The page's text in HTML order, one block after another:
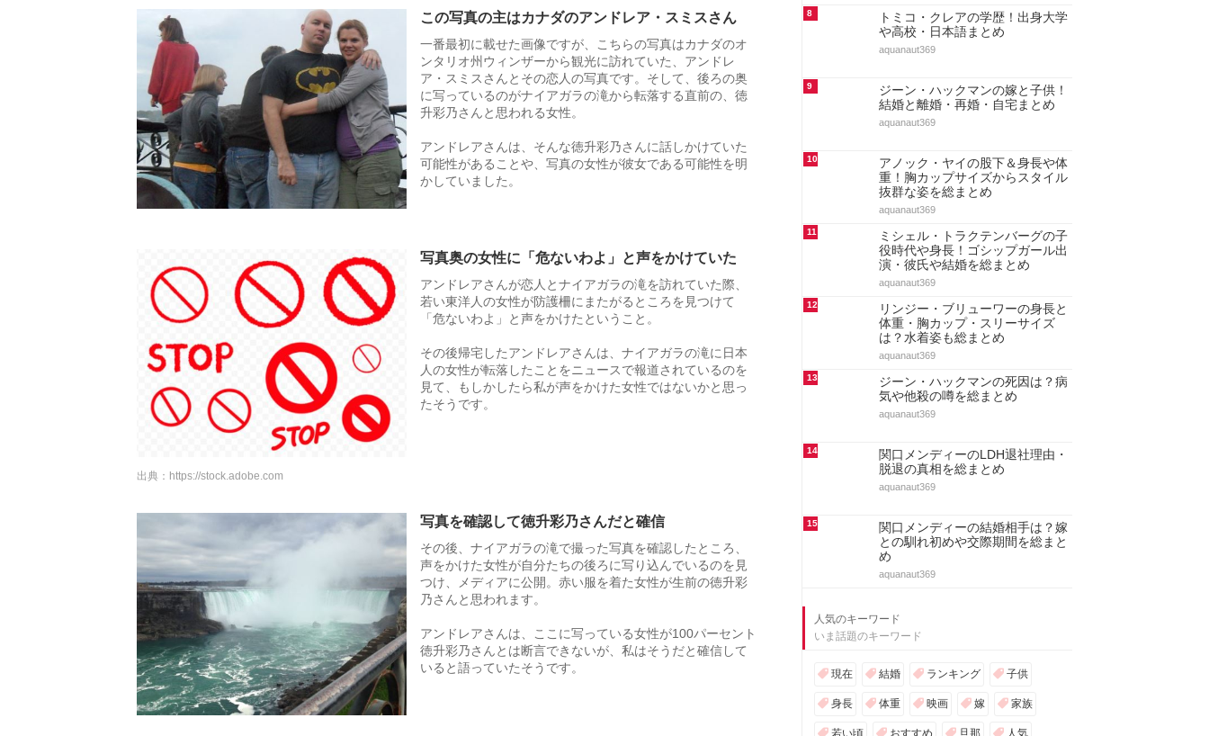
この写真の主はカナダのアンドレア・スミスさん
一番最初に載せた画像ですが、こちらの写真はカナダのオ
ンタリオ州ウィンザーから観光に訪れていた、アンドレ
ア・スミスさんとその恋人の写真です。そして、後ろの奥
に写っているのがナイアガラの滝から転落する直前の、徳
升彩乃さんと思われる女性。
アンドレアさんは、そんな徳升彩乃さんに話しかけていた
可能性があることや、写真の女性が彼女である可能性を明
かしていました。
写真奥の女性に「危ないわよ」と声をかけていた
アンドレアさんが恋人とナイアガラの滝を訪れていた際、
若い東洋人の女性が防護柵にまたがるところを見つけて
「危ないわよ」と声をかけたということ。
その後帰宅したアンドレアさんは、ナイアガラの滝に日本
人の女性が転落したことをニュースで報道されているのを
見て、もしかしたら私が声をかけた女性ではないかと思っ
たそうです。
出典： https://stock.adobe.com
写真を確認して徳升彩乃さんだと確信
その後、ナイアガラの滝で撮った写真を確認したところ、
声をかけた女性が自分たちの後ろに写り込んでいるのを見
つけ、メディアに公開。赤い服を着た女性が生前の徳升彩
乃さんと思われます。
アンドレアさんは、ここに写っている女性が100パーセント
徳升彩乃さんとは断言できないが、私はそうだと確信して
いると語っていたそうです。
8
トミコ・クレアの学歴！出身大学
や高校・日本語まとめ
aquanaut369
9
ジーン・ハックマンの嫁と子供！
結婚と離婚・再婚・自宅まとめ
aquanaut369
10
アノック・ヤイの股下＆身長や体
重！胸カップサイズからスタイル
抜群な姿を総まとめ
aquanaut369
11
ミシェル・トラクテンバーグの子
役時代や身長！ゴシップガール出
演・彼氏や結婚を総まとめ
aquanaut369
12
リンジー・ブリューワーの身長と
体重・胸カップ・スリーサイズ
は？水着姿も総まとめ
aquanaut369
13
ジーン・ハックマンの死因は？病
気や他殺の噂を総まとめ
aquanaut369
14
関口メンディーのLDH退社理由・
脱退の真相を総まとめ
aquanaut369
15
関口メンディーの結婚相手は？嫁
との馴れ初めや交際期間を総まと
め
aquanaut369
人気のキーワード
いま話題のキーワード
現在 結婚 ランキング 子供
身長 体重 映画 嫁 家族
若い頃 おすすめ 旦那 人気